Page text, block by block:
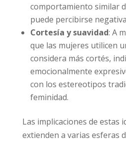
comportamiento similar
puede percibirse
Cortesía y suavidad: A
que las mujeres utilicen
considera más cortés,
emocionalmente
con los estereotipos
feminidad.
Las implicaciones de estas
extienden a varias esferas